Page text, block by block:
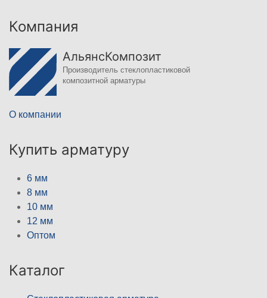
Компания
АльянсКомпозит
Производитель стеклопластиковой
композитной арматуры
О компании
Купить арматуру
6 мм
8 мм
10 мм
12 мм
Оптом
Каталог